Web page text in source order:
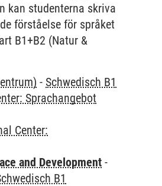
kan studenterna skriva
förståelse för språket
B1+B2 (Natur &
- Schwedisch B1
Sprachangebot
Center:
and Development -
B1